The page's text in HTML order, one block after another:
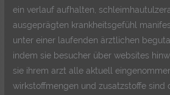
ein verlauf aufhalten,
ausgeprägten krankheitsgefühl
unter einer laufenden ärztlichen
indem sie besucher über websites
sie ihrem arzt alle aktuell
wirkstoffmengen und zusatzstoffe sind